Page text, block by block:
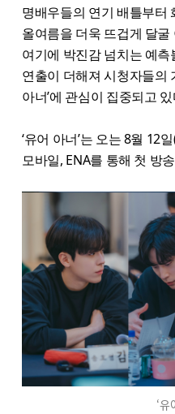
명배우들의 연기 배틀부터
올여름을 더욱 뜨겁게 달
여기에 박진감 넘치는 예
연출이 더해져 시청자들의
아너’에 관심이 집중되고 있
‘유어 아너’는 오는 8월 12
모바일, ENA를 통해 첫 방
‘유